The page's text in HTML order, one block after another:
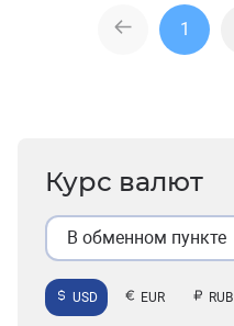
1
Курс валют
В обменном пункте
USD EUR RUB